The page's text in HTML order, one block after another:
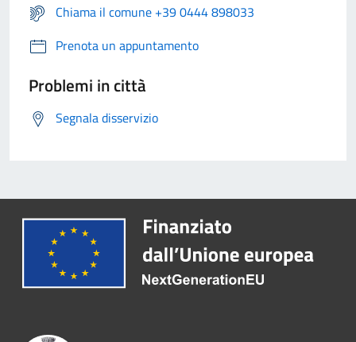
Chiama il comune +39 0444 898033
Prenota un appuntamento
Problemi in città
Segnala disservizio